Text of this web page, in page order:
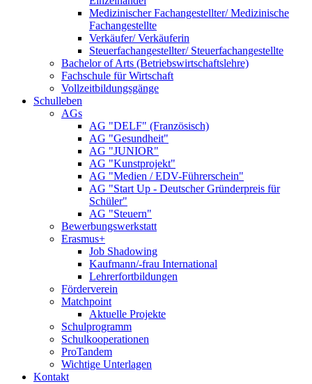
Medizinischer Fachangestellter/ Medizinische
Fachangestellte
Verkäufer/ Verkäuferin
Steuerfachangestellter/ Steuerfachangestellte
Bachelor of Arts (Betriebswirtschaftslehre)
Fachschule für Wirtschaft
Vollzeitbildungsgänge
Schulleben
AGs
AG "DELF" (Französisch)
AG "Gesundheit"
AG "JUNIOR"
AG "Kunstprojekt"
AG "Medien / EDV-Führerschein"
AG "Start Up - Deutscher Gründerpreis für
Schüler"
AG "Steuern"
Bewerbungswerkstatt
Erasmus+
Job Shadowing
Kaufmann/-frau International
Lehrerfortbildungen
Förderverein
Matchpoint
Aktuelle Projekte
Schulprogramm
Schulkooperationen
ProTandem
Wichtige Unterlagen
Kontakt